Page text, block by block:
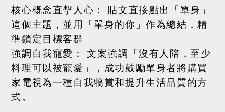
核心概念直擊人心：
貼文直接點出「單身」
這個主題，並用「單身的你 」作為總結，精
準鎖定目標客群
強調自我寵愛：
文案強調「沒有人陪，至少
料理可以被寵愛」，成功鼓勵單身者將購買
家電視為一種自我犒賞和提升生活品質的方
式。